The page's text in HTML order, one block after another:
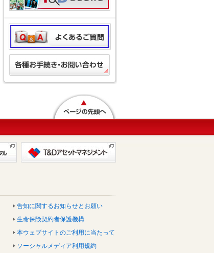
告知に関するお知らせとお願い
生命保険契約者保護機構
本ウェブサイトのご利用に当たって
ソーシャルメディア利用規約